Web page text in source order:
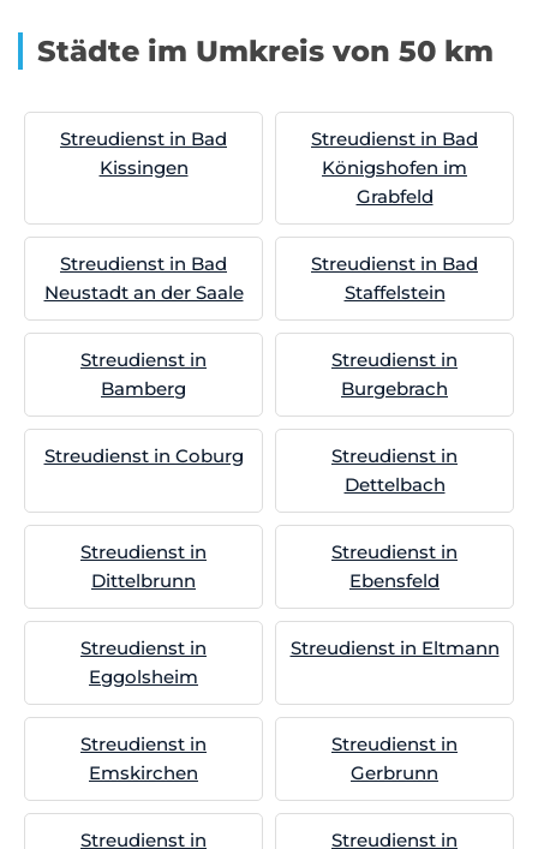
Städte im Umkreis von 50 km
Streudienst in Bad
Kissingen
Streudienst in Bad
Königshofen im
Grabfeld
Streudienst in Bad
Neustadt an der Saale
Streudienst in Bad
Staffelstein
Streudienst in
Bamberg
Streudienst in
Burgebrach
Streudienst in Coburg
Streudienst in
Dettelbach
Streudienst in
Dittelbrunn
Streudienst in
Ebensfeld
Streudienst in
Eggolsheim
Streudienst in Eltmann
Streudienst in
Emskirchen
Streudienst in
Gerbrunn
Streudienst in
Streudienst in